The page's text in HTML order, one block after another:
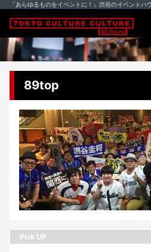
「あらゆるものをイベントに！」渋谷のイベントハ
89top
Pick UP